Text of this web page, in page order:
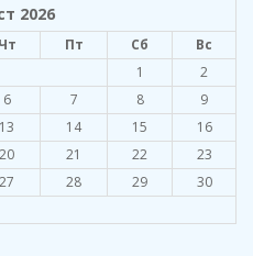
2026
Чт Пт Сб
Вс
1
2
6 7 8
9
13 14 15
16
20 21 22
23
27 28 29
30